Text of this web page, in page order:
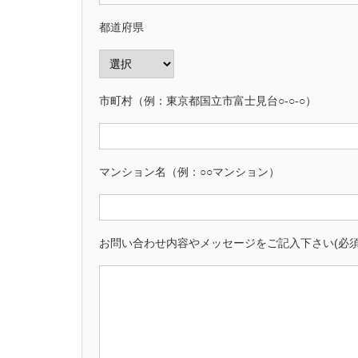
都道府県
市町村（例：東京都国立市富士見台○-○-○）
マンション名（例：○○マンション）
お問い合わせ内容やメッセージをご記入下さい(必